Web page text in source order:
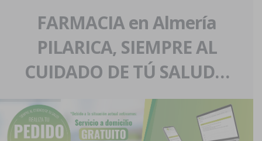
La farmacia
Nuestra historia
Nuestro equipo
Eventos
Servicios y reservas
Pedidos express
Blog
FARMACIA en Almería
PILARICA, SIEMPRE AL
CUIDADO DE TÚ SALUD…